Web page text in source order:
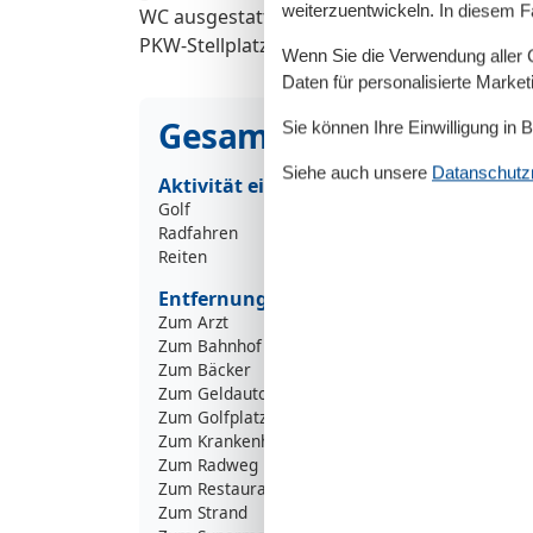
WC ausgestattet. Auf der Terrasse können
PKW-Stellplatz wird Ihnen natürlich zur
Gesamte Ausstattung
Aktivität einrichtungen
Golf
Radfahren
Reiten
Entfernungen
Zum Arzt
Zum Bahnhof
Zum Bäcker
Zum Geldautomaten/Bank
Zum Golfplatz
Zum Krankenhaus/Klinik
Zum Radweg
Zum Restaurant
Zum Strand
weiterzuentwickeln. In diesem
Wenn Sie die Verwendung
Daten für personalisierte
Sie können Ihre Einwilligung in
Siehe auch unsere